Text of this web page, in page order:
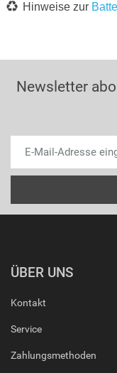
Hinweise zur
Newsletter
ÜBER UNS
Kontakt
Service
Zahlungsmethoden